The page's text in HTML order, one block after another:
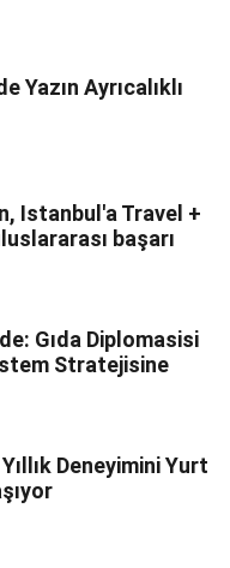
Yazın Ayrıcalıklı
Istanbul'a Travel +
başarı
Gıda Diplomasisi
Stratejisine
Deneyimini Yurt